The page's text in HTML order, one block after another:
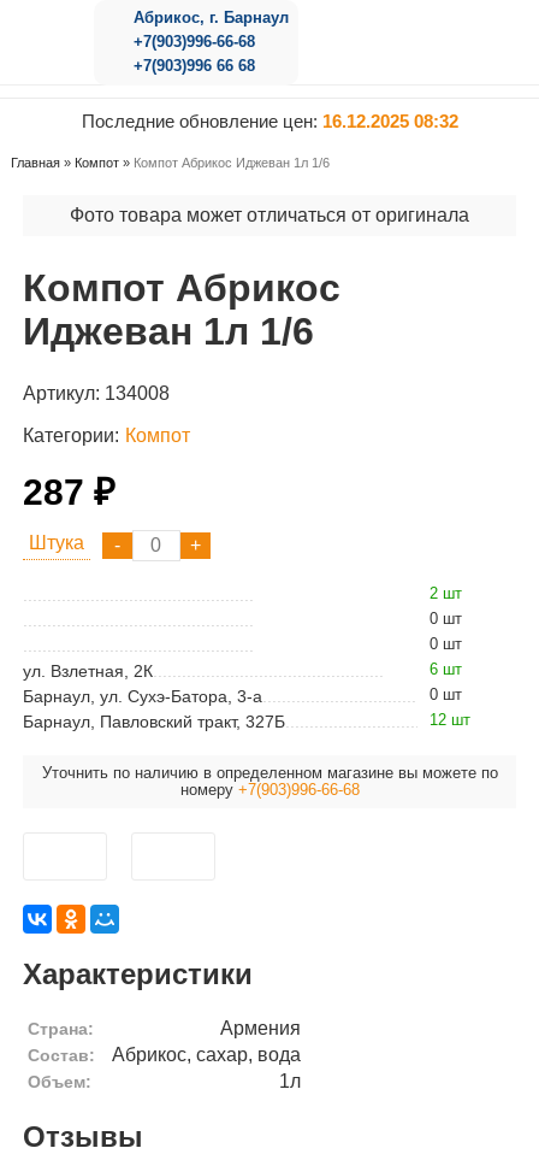
Абрикос, г. Барнаул
+7(903)996-66-68
+7(903)996 66 68
Последние обновление цен: 16.12.2025 08:32
Главная» Компот» Компот Абрикос Иджеван 1л 1/6
Фото товара может отличаться от оригинала
Компот Абрикос
Иджеван 1л 1/6
Артикул: 134008
Категории: Компот
287 ₽
Штука
2 шт
0 шт
0 шт
ул. Взлетная, 2К 6 шт
Барнаул, ул. Сухэ-Батора, 3-а 0 шт
Барнаул, Павловский тракт, 327Б 12 шт
Уточнить по наличию в определенном магазине вы можете по
номеру +7(903)996-66-68
Характеристики
Страна: Армения
Состав: Абрикос, сахар, вода
Объем: 1л
Отзывы